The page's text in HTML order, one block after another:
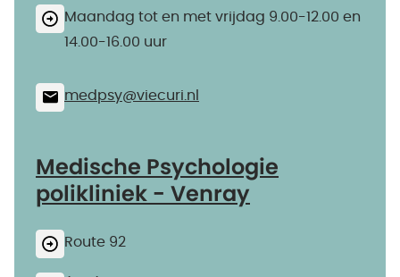
Maandag tot en met vrijdag 9.00-12.00 en
14.00-16.00 uur
medpsy@​viecuri.nl
Medische Psychologie
polikliniek - Venray
Route 92